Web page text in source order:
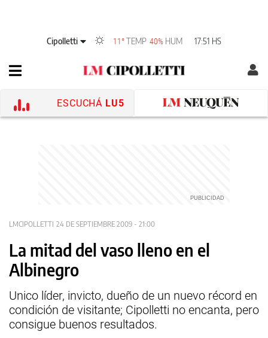
Cipolletti 11°TEMP 40% HUM 17:51 HS
ESCUCHÁ LU5
LMCIPOLLETTI 24 DE SEPTIEMBRE 2009 - 21:00
La mitad del vaso lleno en el
Albinegro
Unico líder, invicto, dueño de un nuevo récord en
condición de visitante; Cipolletti no encanta, pero
consigue buenos resultados.